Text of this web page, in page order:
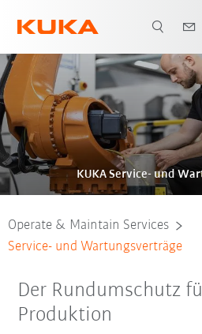
Broschüre
KUKA Service- und
Operate & Maintain Services
Service- und Wartungsverträge
Der Rundumschutz
Produktion